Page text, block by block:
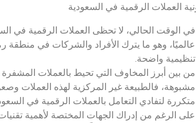
في الوقت الحالي، لا تحظى العملات الرقمية في
عالميًا، وهو ما يترك الأفراد والشركات في منطقة
تنظيمية واضحة.
من بين أبرز المخاوف التي تحيط بالعملات
مشبوهة، فالطبيعة غير المركزية لهذه العملات
متكررة لتفادي التعامل بالعملات الرقمية في
على الرغم من إدراك الجهات المختصة لأهمية